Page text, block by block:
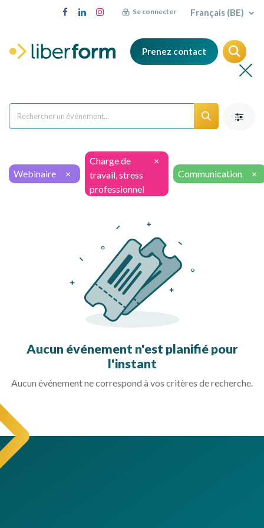
Se connecter Français (BE)
Prenez contact
Webinaire ×
Charge de
travail, stress
professionnel
×
Communication
×
Aucun événement n'est planifié pour
l'instant
Aucun événement ne correspond à vos critères de recherche.